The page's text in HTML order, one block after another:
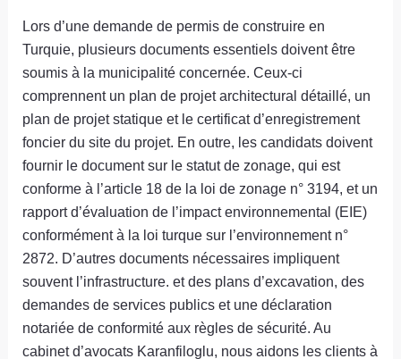
Lors d’une demande de permis de construire en
Turquie, plusieurs documents essentiels doivent être
soumis à la municipalité concernée. Ceux-ci
comprennent un plan de projet architectural détaillé, un
plan de projet statique et le certificat d’enregistrement
foncier du site du projet. En outre, les candidats doivent
fournir le document sur le statut de zonage, qui est
conforme à l’article 18 de la loi de zonage n° 3194, et un
rapport d’évaluation de l’impact environnemental (EIE)
conformément à la loi turque sur l’environnement n°
2872. D’autres documents nécessaires impliquent
souvent l’infrastructure. et des plans d’excavation, des
demandes de services publics et une déclaration
notariée de conformité aux règles de sécurité. Au
cabinet d’avocats Karanfiloglu, nous aidons les clients à